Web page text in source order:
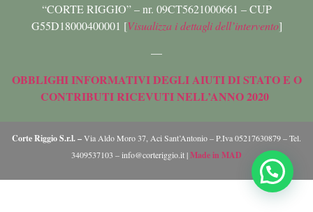
“CORTE RIGGIO” – nr. 09CT5621000661 – CUP
G55D18000400001 [Visualizza i dettagli dell’intervento]
—
OBBLIGHI INFORMATIVI DEGLI AIUTI DI STATO E O
CONTRIBUTI RICEVUTI NELL’ANNO 2020
Corte Riggio S.r.l. –Via Aldo Moro 37, Aci Sant’Antonio – P.Iva 05217630879 – Tel.
3409537103 – info@corteriggio.it |Made in MAD